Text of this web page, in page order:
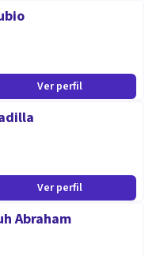
Ver perfil
Ver perfil
Abraham